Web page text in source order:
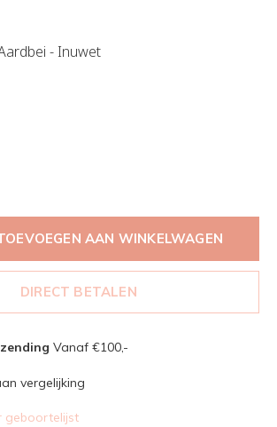
- Inuwet
AAN WINKELWAGEN
DIRECT BETALEN
Vanaf €100,-
vergelijking
geboortelijst